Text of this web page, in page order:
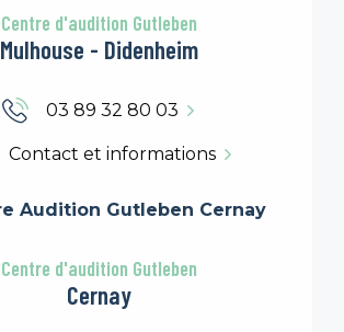
Centre d'audition Gutleben
Mulhouse - Didenheim
03 89 32 80 03
Contact et informations
Centre d'audition Gutleben
Cernay